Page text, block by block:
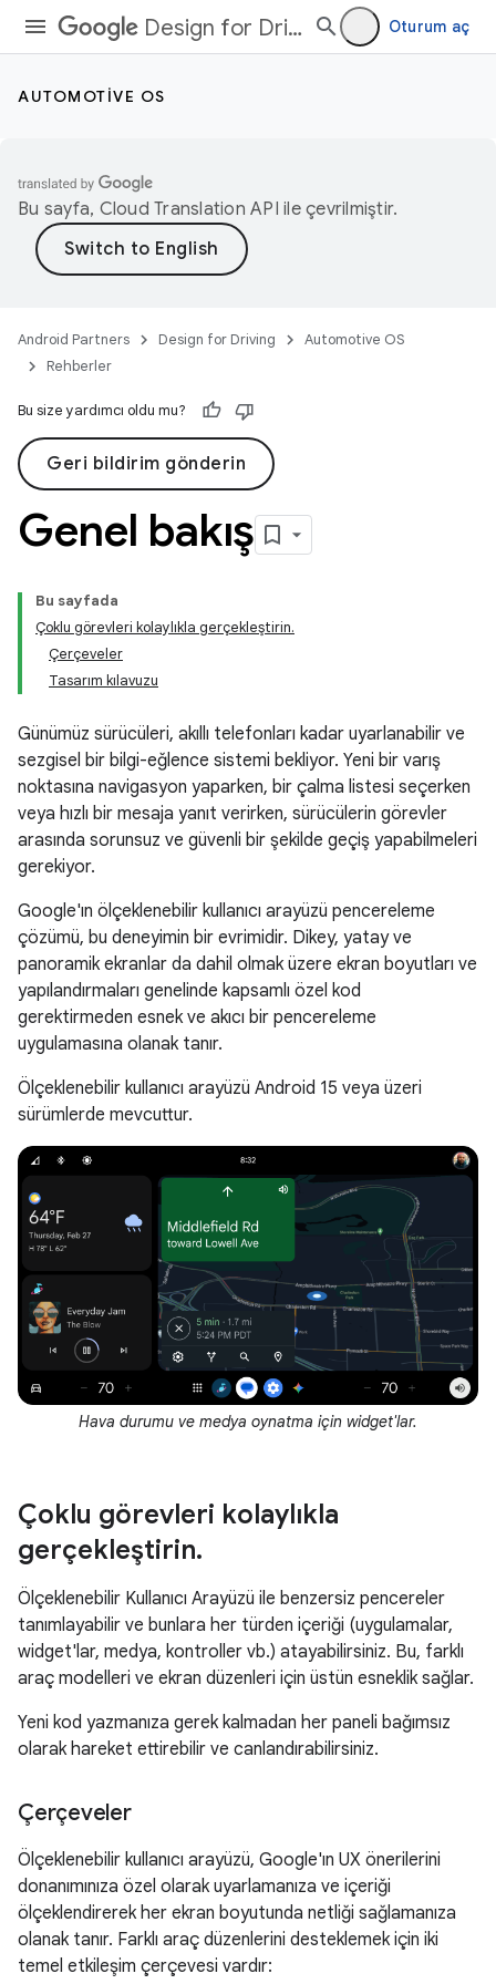
Design for Driving Oturum aç
AUTOMOTIVE OS
Bu sayfa, Cloud Translation API ile çevrilmiştir.
Android Partners Design for Driving
Automotive OS
Rehberler
Bu size yardımcı oldu mu?
Geri bildirim gönderin
Genel bakış
Bu sayfada
Çoklu görevleri kolaylıkla gerçekleştirin.
Çerçeveler
Tasarım kılavuzu
Günümüz sürücüleri, akıllı telefonları kadar uyarlanabilir ve
sezgisel bir bilgi-eğlence sistemi bekliyor. Yeni bir varış
noktasına navigasyon yaparken, bir çalma listesi seçerken
veya hızlı bir mesaja yanıt verirken, sürücülerin görevler
arasında sorunsuz ve güvenli bir şekilde geçiş yapabilmeleri
gerekiyor.
Google'ın ölçeklenebilir kullanıcı arayüzü pencereleme
çözümü, bu deneyimin bir evrimidir. Dikey, yatay ve
panoramik ekranlar da dahil olmak üzere ekran boyutları ve
yapılandırmaları genelinde kapsamlı özel kod
gerektirmeden esnek ve akıcı bir pencereleme
uygulamasına olanak tanır.
Ölçeklenebilir kullanıcı arayüzü Android 15 veya üzeri
sürümlerde mevcuttur.
Hava durumu ve medya oynatma için widget'lar.
Çoklu görevleri kolaylıkla
gerçekleştirin.
Ölçeklenebilir Kullanıcı Arayüzü ile benzersiz pencereler
tanımlayabilir ve bunlara her türden içeriği (uygulamalar,
widget'lar, medya, kontroller vb.) atayabilirsiniz. Bu, farklı
araç modelleri ve ekran düzenleri için üstün esneklik sağlar.
Yeni kod yazmanıza gerek kalmadan her paneli bağımsız
olarak hareket ettirebilir ve canlandırabilirsiniz.
Çerçeveler
Ölçeklenebilir kullanıcı arayüzü, Google'ın UX önerilerini
donanımınıza özel olarak uyarlamanıza ve içeriği
ölçeklendirerek her ekran boyutunda netliği sağlamanıza
olanak tanır. Farklı araç düzenlerini desteklemek için iki
temel etkileşim çerçevesi vardır: